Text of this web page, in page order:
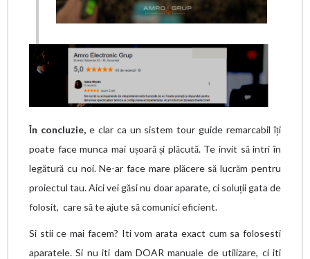
În concluzie,e clar ca un sistem tour guide remarcabil îți
poate face munca mai ușoară și plăcută. Te invit să intri în
legătură cu noi. Ne-ar face mare plăcere să lucrăm pentru
proiectul tau. Aici vei găsi nu doar aparate, ci soluții gata de
folosit, care să te ajute să comunici eficient.
Si stii ce mai facem? Iti vom arata exact cum sa folosesti
aparatele. Si nu iti dam DOAR manuale de utilizare, ci iti